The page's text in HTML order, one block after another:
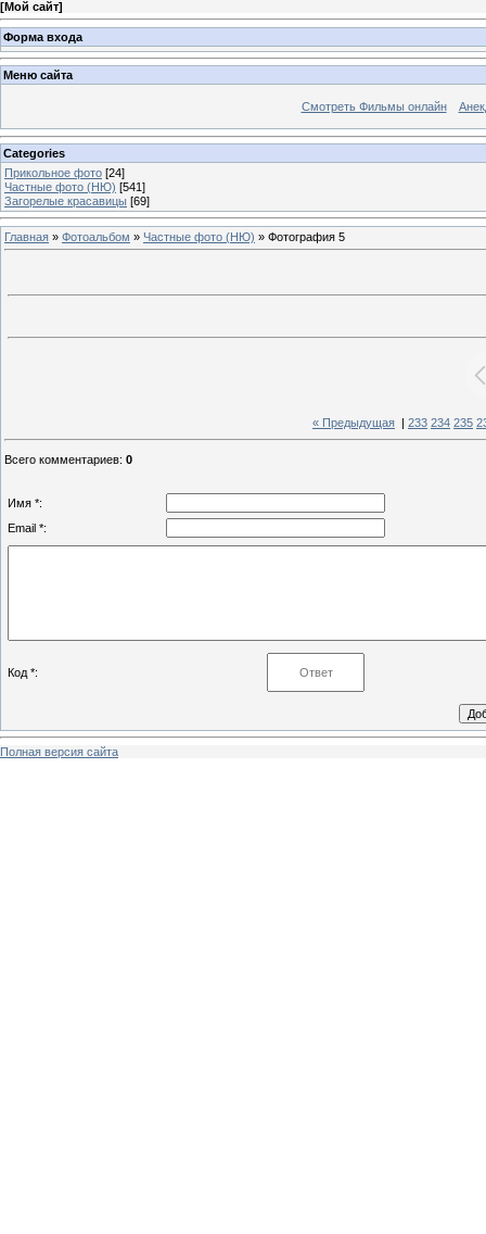
[Мой сайт]
Форма входа
Меню сайта
Смотреть Фильмы онлайн
Categories
Прикольное фото [24]
Частные фото (НЮ) [541]
Загорелые красавицы [69]
Главная » Фотоальбом » Частные фото (НЮ) » Фотография 5
« Предыдущая 233 234 235
Всего комментариев: 0
Имя *:
Email *:
Код *:
Полная версия сайта